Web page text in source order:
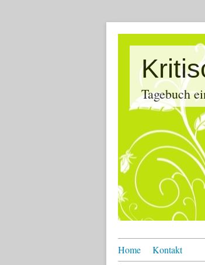
Tagebuch
Home Kontakt